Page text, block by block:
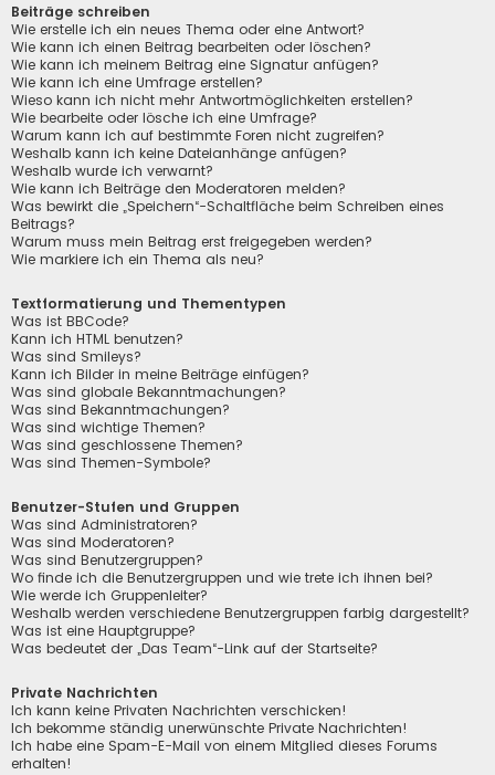
Beiträge schreiben
Wie erstelle ich ein neues Thema oder eine Antwort?
Wie kann ich einen Beitrag bearbeiten oder löschen?
Wie kann ich meinem Beitrag eine Signatur anfügen?
Wie kann ich eine Umfrage erstellen?
Wieso kann ich nicht mehr Antwortmöglichkeiten erstellen?
Wie bearbeite oder lösche ich eine Umfrage?
Warum kann ich auf bestimmte Foren nicht zugreifen?
Weshalb kann ich keine Dateianhänge anfügen?
Weshalb wurde ich verwarnt?
Wie kann ich Beiträge den Moderatoren melden?
Was bewirkt die „Speichern“-Schaltfläche beim Schreiben eines
Beitrags?
Warum muss mein Beitrag erst freigegeben werden?
Wie markiere ich ein Thema als neu?
Textformatierung und Thementypen
Was ist BBCode?
Kann ich HTML benutzen?
Was sind Smileys?
Kann ich Bilder in meine Beiträge einfügen?
Was sind globale Bekanntmachungen?
Was sind Bekanntmachungen?
Was sind wichtige Themen?
Was sind geschlossene Themen?
Was sind Themen-Symbole?
Benutzer-Stufen und Gruppen
Was sind Administratoren?
Was sind Moderatoren?
Was sind Benutzergruppen?
Wo finde ich die Benutzergruppen und wie trete ich ihnen bei?
Wie werde ich Gruppenleiter?
Weshalb werden verschiedene Benutzergruppen farbig dargestellt?
Was ist eine Hauptgruppe?
Was bedeutet der „Das Team“-Link auf der Startseite?
Private Nachrichten
Ich kann keine Privaten Nachrichten verschicken!
Ich bekomme ständig unerwünschte Private Nachrichten!
Ich habe eine Spam-E-Mail von einem Mitglied dieses Forums
erhalten!